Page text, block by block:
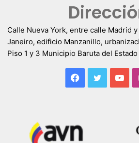
Calle Nueva York, entre calle Madrid
Janeiro, edificio Manzanillo,
Piso 1 y 3 Municipio Baruta del
Facebook
Twitter